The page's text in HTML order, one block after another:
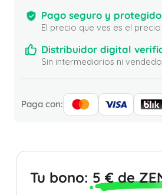
Pago seguro y
El precio que ves es el
Distribuidor digital
Sin intermediarios ni
Paga con:
Tu bono: 5 € de